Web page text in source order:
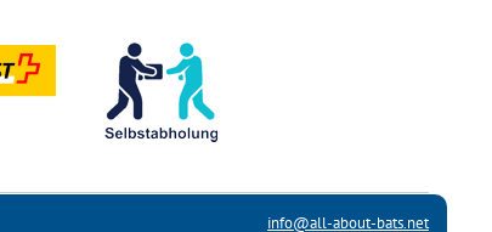
info@all-about-bats.net